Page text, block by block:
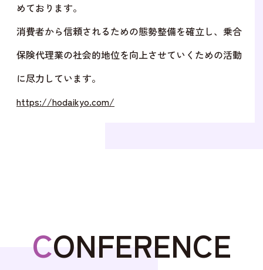
めております。
消費者から信頼されるための態勢整備を確立し、乗合
保険代理業の社会的地位を向上させていくための活動
に尽力しています。
https://hodaikyo.com/
CONFERENCE